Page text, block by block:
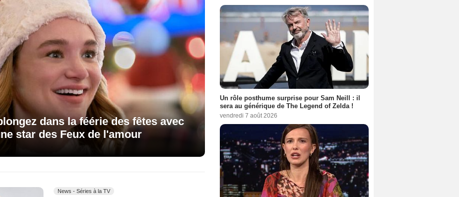
dans la féérie des fêtes avec
star des Feux de l'amour
News - Séries à la TV
Un rôle posthume surprise pour Sam Neill : il
sera au générique de The Legend of Zelda !
vendredi 7 août 2026